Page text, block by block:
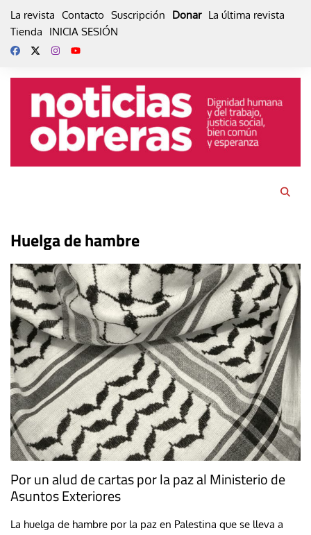
La revista Contacto Suscripción Donar La última revista
Tienda
INICIA SESIÓN
Huelga de hambre
Por un alud de cartas por la paz al Ministerio de
Asuntos Exteriores
La huelga de hambre por la paz en Palestina que se lleva a